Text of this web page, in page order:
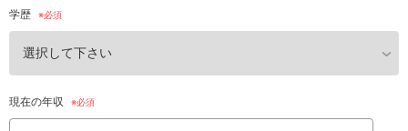
学歴
現在の年収